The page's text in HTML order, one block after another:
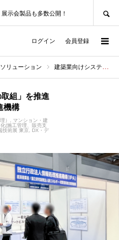
示会製品も多数公開！
ログイン 会員登録
リューション 建築業向けシステム（CAD、BIM、施工管理）
取組」を推進
機構
）
マンション・建
(施工管理、販売支
技術展 東京
DX・デ